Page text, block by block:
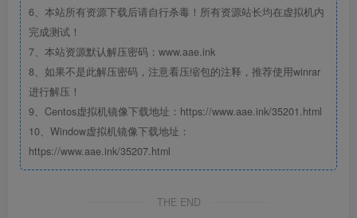
6、本站所有资源下载后请自行杀毒！所有资源站长均在虚拟机内
完成测试！
7、本站资源默认解压密码：www.aae.ink
8、如果不是此解压密码，注意看压缩包的注释，推荐使用winrar
进行解压！
9、Centos虚拟机镜像下载地址：https://www.aae.ink/35201.html
10、Window虚拟机镜像下载地址：
https://www.aae.ink/35207.html
THE END